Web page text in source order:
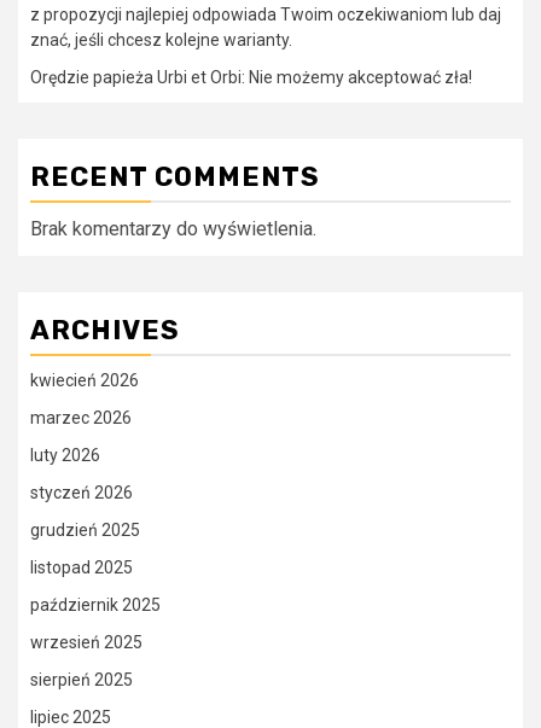
z propozycji najlepiej odpowiada Twoim oczekiwaniom lub daj
znać, jeśli chcesz kolejne warianty.
Orędzie papieża Urbi et Orbi: Nie możemy akceptować zła!
RECENT COMMENTS
Brak komentarzy do wyświetlenia.
ARCHIVES
kwiecień 2026
marzec 2026
luty 2026
styczeń 2026
grudzień 2025
listopad 2025
październik 2025
wrzesień 2025
sierpień 2025
lipiec 2025